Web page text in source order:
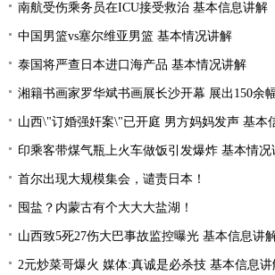
南航受伤乘务员在ICU接受救治 基本信息讲解
中国男篮vs塞尔维亚男篮 基本情况讲解
泰国将严查日本进口海产品 基本情况讲解
湘籍书画家罗华斌书画展长沙开幕 展出150余
山西\"订婚强奸案\"已开庭 男方妈妈发声 基本
印乘客带煤气瓶上火车做饭引发爆炸 基本情况
首尔出现大规模集会，谴责日本！
囤盐？内蒙古有个大大大盐湖！
山西致5死27伤大巴事故监控曝光 基本信息讲
2元炒菜哥爆火 媒体:真诚是必杀技 基本信息讲